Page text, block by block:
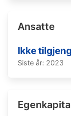
Ansatte
Ikke
Siste år: 2023